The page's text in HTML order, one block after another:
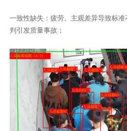
一致性缺失：疲劳、主观差异导致标
判引发质量事故；